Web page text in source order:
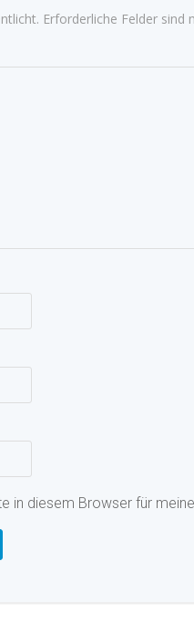
Erforderliche Felder sind
in diesem Browser für